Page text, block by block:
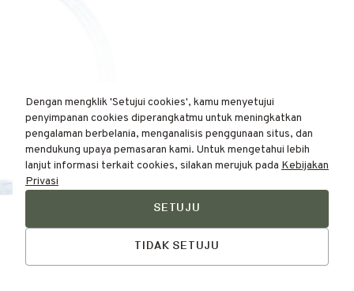
Dengan mengklik 'Setujui cookies', kamu menyetujui
penyimpanan cookies diperangkatmu untuk meningkatkan
pengalaman berbelania, menganalisis penggunaan situs, dan
mendukung upaya pemasaran kami. Untuk mengetahui lebih
lanjut informasi terkait cookies, silakan merujuk pada Kebijakan
Privasi
SETUJU
TIDAK SETUJU
Find Your